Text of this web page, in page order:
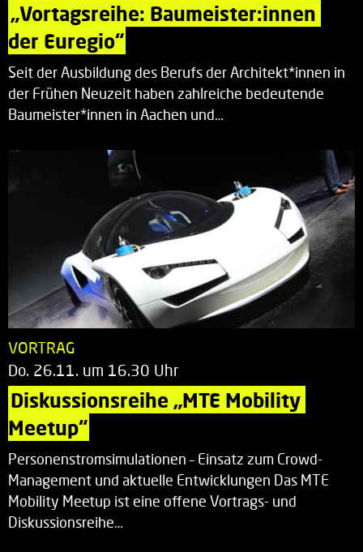
„Vortagsreihe: Baumeister:innen
der Euregio“
Seit der Ausbildung des Berufs der Architekt*innen in
der Frühen Neuzeit haben zahlreiche bedeutende
Baumeister*innen in Aachen und…
VORTRAG
Do. 26.11. um 16.30 Uhr
Diskussionsreihe „MTE Mobility
Meetup“
Personenstromsimulationen – Einsatz zum Crowd-
Management und aktuelle Entwicklungen Das MTE
Mobility Meetup ist eine offene Vortrags- und
Diskussionsreihe…